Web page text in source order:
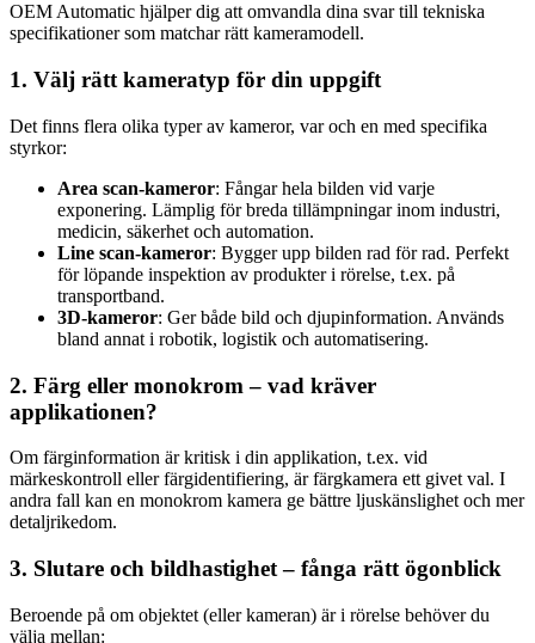
OEM Automatic hjälper dig att omvandla dina svar till tekniska
specifikationer som matchar rätt kameramodell.
1. Välj rätt kameratyp för din uppgift
Det finns flera olika typer av kameror, var och en med specifika
styrkor:
Area scan-kameror: Fångar hela bilden vid varje
exponering. Lämplig för breda tillämpningar inom industri,
medicin, säkerhet och automation.
Line scan-kameror: Bygger upp bilden rad för rad. Perfekt
för löpande inspektion av produkter i rörelse, t.ex. på
transportband.
3D-kameror: Ger både bild och djupinformation. Används
bland annat i robotik, logistik och automatisering.
2. Färg eller monokrom – vad kräver
applikationen?
Om färginformation är kritisk i din applikation, t.ex. vid
märkeskontroll eller färgidentifiering, är färgkamera ett givet val. I
andra fall kan en monokrom kamera ge bättre ljuskänslighet och mer
detaljrikedom.
3. Slutare och bildhastighet – fånga rätt ögonblick
Beroende på om objektet (eller kameran) är i rörelse behöver du
välja mellan: